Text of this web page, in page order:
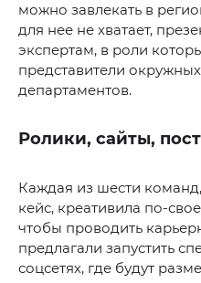
можно завлекать в
для нее не хватает,
экспертам, в роли
представители
департаментов.
Ролики, сайты,
Каждая из шести
кейс, креативила по-
чтобы проводить
предлагали запустить
соцсетях, где будут